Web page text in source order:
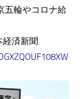
五輪やコロナ給
済新聞